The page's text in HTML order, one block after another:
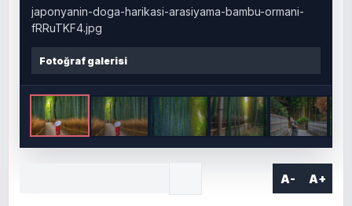
japonyanin-doga-harikasi-arasiyama-bambu-ormani-
fRRuTKF4.jpg
Fotoğraf galerisi
A- A+